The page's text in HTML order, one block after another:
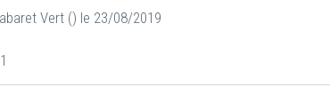
Vert () le 23/08/2019